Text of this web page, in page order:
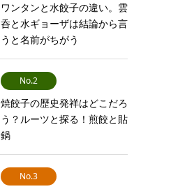
ワンタンと水餃子の違い。雲
呑と水ギョーザは結論から言
うと名前がちがう
No.2
焼餃子の歴史発祥はどこだろ
う？ルーツと探る！煎餃と貼
鍋
No.3